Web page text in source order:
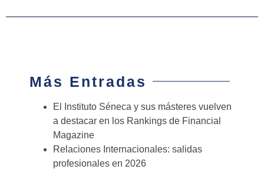
Más Entradas
El Instituto Séneca y sus másteres vuelven
a destacar en los Rankings de Financial
Magazine
Relaciones Internacionales: salidas
profesionales en 2026